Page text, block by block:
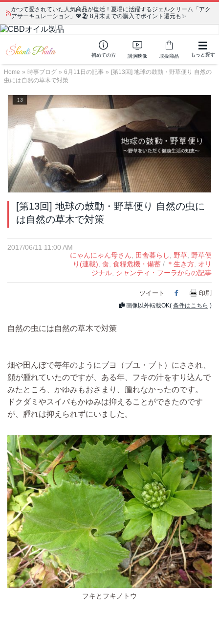
かつて愛されていた人気商品が復活！夏場に活躍するジェルクリーム「アク
アサーキュレーション」💖🏖️ 8月末までの購入でポイント還元も✨
初めての方 講演映像 取扱商品 もっと探す
Home » 時事ブログ » 6月11日の記事 » [第13回] 地球の鼓動・野草便り 自然の
虫には自然の草木で対策
[第13回] 地球の鼓動・野草便り 自然の虫に
は自然の草木で対策
2017/06/11 11:00 AM
にゃんにゃん母さん, 田舎暮らし, 野草, 野草便
り(連載), 食, 食糧危機・備蓄 / ＊生き方, オリ
ジナル, シャンティ・フーラからの記事
ツイート Facebook
印刷
画像以外転載OK( 条件はこちら )
自然の虫には自然の草木で対策
畑や田んぼで毎年のようにブヨ（ブユ・ブト）にさされ、
顔が腫れていたのですが、 ある年、フキの汁をすり込んで
みたところ、かゆみもおさまり、腫れなかったのです。
ドクダミやスイバもかゆみは抑えることができたのです
が、腫れは抑えられずにいました。
フキとフキノトウ